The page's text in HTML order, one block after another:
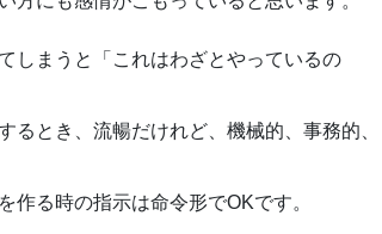
しまうと「これはわざとやっているの
るとき、流暢だけれど、機械的、事務的、
作る時の指示は命令形でOKです。